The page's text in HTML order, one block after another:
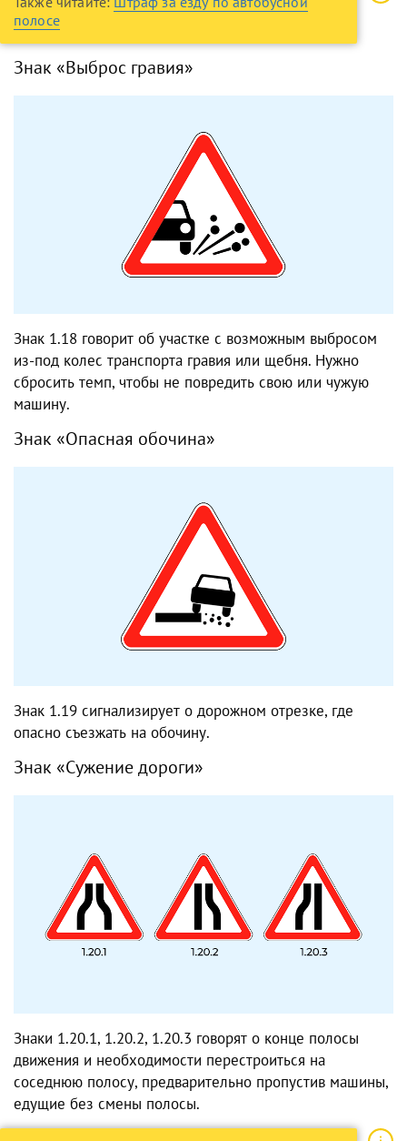
полосе
Знак «Выброс гравия»
Знак 1.18 говорит об участке с возможным выбросом
из-под колес транспорта гравия или щебня. Нужно
сбросить темп, чтобы не повредить свою или чужую
машину.
Знак «Опасная обочина»
Знак 1.19 сигнализирует о дорожном отрезке, где
опасно съезжать на обочину.
Знак «Сужение дороги»
Знаки 1.20.1, 1.20.2, 1.20.3 говорят о конце полосы
движения и необходимости перестроиться на
соседнюю полосу, предварительно пропустив машины,
едущие без смены полосы.